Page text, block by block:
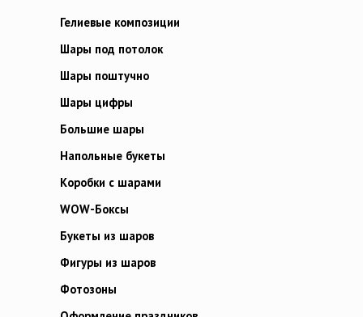
Гелиевые композиции
Шары под потолок
Шары поштучно
Шары цифры
Большие шары
Напольные букеты
Коробки с шарами
WOW-Боксы
Букеты из шаров
Фигуры из шаров
Фотозоны